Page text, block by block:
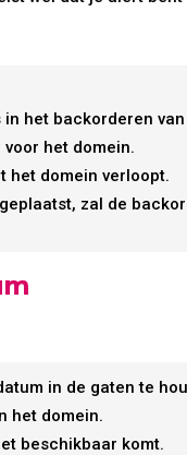
het backorderen
het domein.
het domein verloopt.
zal de
in de gaten te
het domein.
beschikbaar komt.